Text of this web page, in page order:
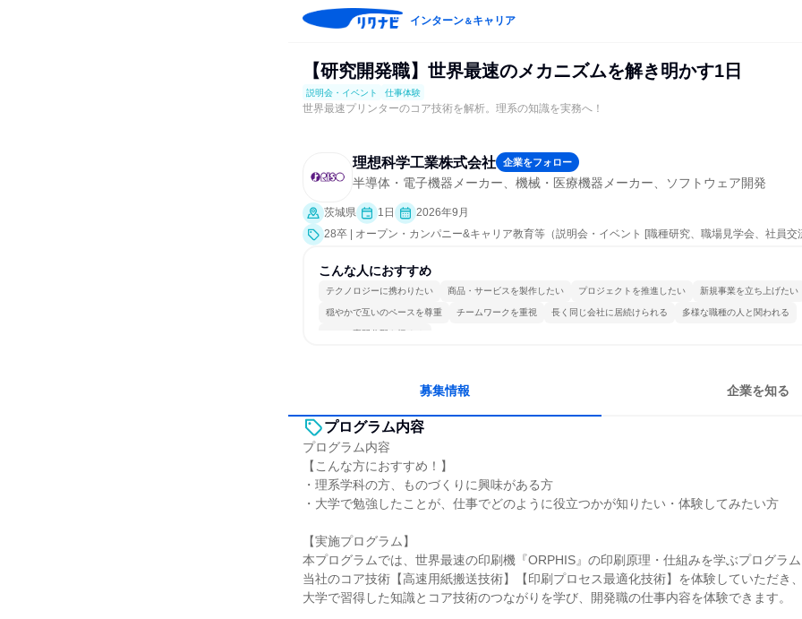
インターン＆キャリア
【研究開発職】世界最速のメカニズムを解き明かす1日
説明会・イベント 仕事体験
世界最速プリンターのコア技術を解析。理系の知識を実務へ！
理想科学工業株式会社 企業をフォロー
半導体・電子機器メーカー、機械・医療機器メーカー、ソフトウェア開発
茨城県 1日
2026年9月
28卒 | オープン・カンパニー&キャリア教育等（説明会・イベント [職種研究、職場見学会、社員交
こんな人におすすめ
テクノロジーに携わりたい 商品・サービスを製作したい プロジェクトを推進したい 新規事業を立ち上げたい
穏やかで互いのペースを尊重 チームワークを重視 長く同じ会社に居続けられる 多様な職種の人と関われる
一つの専門分野を極める
募集情報 企業を知る
プログラム内容
プログラム内容
【こんな方におすすめ！】
・理系学科の方、ものづくりに興味がある方
・大学で勉強したことが、仕事でどのように役立つかが知りたい・体験してみたい方
【実施プログラム】
本プログラムでは、世界最速の印刷機『ORPHIS』の印刷原理・仕組みを学ぶプログラム
当社のコア技術【高速用紙搬送技術】【印刷プロセス最適化技術】を体験していただき、
大学で習得した知識とコア技術のつながりを学び、開発職の仕事内容を体験できます。